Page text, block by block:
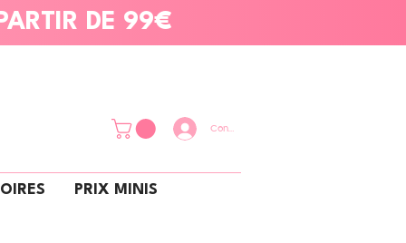
DE 99€
Connexion
PRIX MINIS